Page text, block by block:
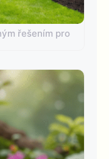
řešením pro